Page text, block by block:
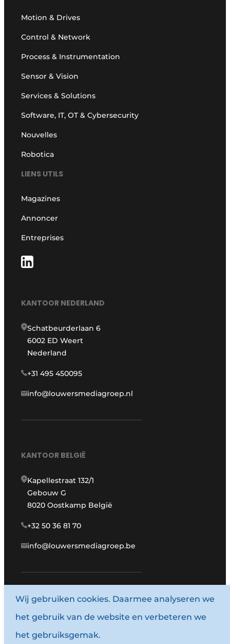
Motion & Drives
Control & Network
Process & Instrumentation
Sensor & Vision
Services & Solutions
Software, IT, OT & Cybersecurity
Nouvelles
Robotica
LIENS UTILS
Magazines
Annoncer
Entreprises
KANTOOR NEDERLAND
Schatbeurderlaan 6
6002 ED Weert
Nederland
+31 495 450095
info@louwersmediagroep.nl
KANTOOR BELGIË
Kapellestraat 132/1
Gebouw G
8020 Oostkamp België
+32 50 36 81 70
info@louwersmediagroep.be
www.louwersmediagroep.com
© 1987 - 2026 Louwersmediagroep.
Termes et conditions
Wij gebruiken cookies. Daarmee analyseren we
het gebruik van de website en verbeteren we
het gebruiksgemak.